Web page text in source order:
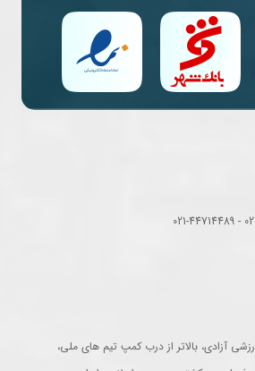
آزادی، بالاتر از درب کمپ تیم های ملی،